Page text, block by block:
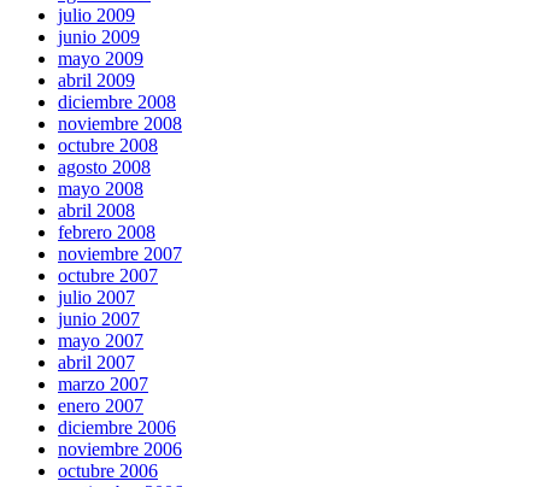
julio 2009
junio 2009
mayo 2009
abril 2009
diciembre 2008
noviembre 2008
octubre 2008
agosto 2008
mayo 2008
abril 2008
febrero 2008
noviembre 2007
octubre 2007
julio 2007
junio 2007
mayo 2007
abril 2007
marzo 2007
enero 2007
diciembre 2006
noviembre 2006
octubre 2006